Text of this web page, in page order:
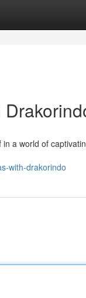
a world of
with-drakorindo